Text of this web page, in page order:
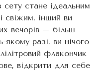
стане ідеальним
свіжим, інший ви
вечорів – більш
якому разі, ви нічого
флакончик
відкрити для себе